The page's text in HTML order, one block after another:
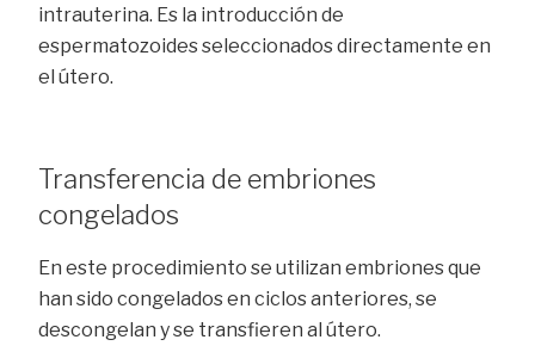
intrauterina. Es la introducción de
espermatozoides seleccionados directamente en
el útero.
Transferencia de embriones
congelados
En este procedimiento se utilizan embriones que
han sido congelados en ciclos anteriores, se
descongelan y se transfieren al útero.